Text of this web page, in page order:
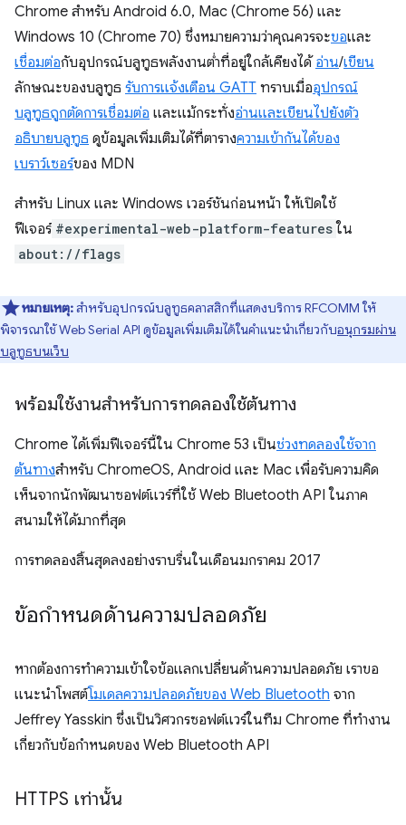
Chrome สำหรับ Android 6.0, Mac (Chrome 56) และ
Windows 10 (Chrome 70) ซึ่งหมายความว่าคุณควรจะขอและ
เชื่อมต่อกับอุปกรณ์บลูทูธพลังงานต่ำที่อยู่ใกล้เคียงได้ อ่าน/เขียน
ลักษณะของบลูทูธ รับการแจ้งเตือน GATT ทราบเมื่ออุปกรณ์
บลูทูธถูกตัดการเชื่อมต่อ และแม้กระทั่งอ่านและเขียนไปยังตัว
อธิบายบลูทูธ ดูข้อมูลเพิ่มเติมได้ที่ตารางความเข้ากันได้ของ
เบราว์เซอร์ของ MDN
สำหรับ Linux และ Windows เวอร์ชันก่อนหน้า ให้เปิดใช้
ฟีเจอร์ #experimental-web-platform-features ใน
about://flags
หมายเหตุ:สำหรับอุปกรณ์บลูทูธคลาสสิกที่แสดงบริการ RFCOMM ให้
พิจารณาใช้ Web Serial API ดูข้อมูลเพิ่มเติมได้ในคำแนะนำเกี่ยวกับอนุกรมผ่าน
บลูทูธบนเว็บ
พร้อมใช้งานสำหรับการทดลองใช้ต้นทาง
Chrome ได้เพิ่มฟีเจอร์นี้ใน Chrome 53 เป็นช่วงทดลองใช้จาก
ต้นทางสำหรับ ChromeOS, Android และ Mac เพื่อรับความคิด
เห็นจากนักพัฒนาซอฟต์แวร์ที่ใช้ Web Bluetooth API ในภาค
สนามให้ได้มากที่สุด
การทดลองสิ้นสุดลงอย่างราบรื่นในเดือนมกราคม 2017
ข้อกำหนดด้านความปลอดภัย
หากต้องการทำความเข้าใจข้อแลกเปลี่ยนด้านความปลอดภัย เราขอ
แนะนำโพสต์โมเดลความปลอดภัยของ Web Bluetooth จาก
Jeffrey Yasskin ซึ่งเป็นวิศวกรซอฟต์แวร์ในทีม Chrome ที่ทำงาน
เกี่ยวกับข้อกำหนดของ Web Bluetooth API
HTTPS เท่านั้น